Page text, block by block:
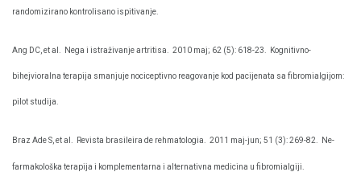
randomizirano kontrolisano ispitivanje.
Ang DC, et al. Nega i istraživanje artritisa. 2010 maj; 62 (5): 618-23. Kognitivno-
bihejvioralna terapija smanjuje nociceptivno reagovanje kod pacijenata sa fibromialgijom:
pilot studija.
Braz Ade S, et al. Revista brasileira de rehmatologia. 2011 maj-jun; 51 (3): 269-82. Ne-
farmakološka terapija i komplementarna i alternativna medicina u fibromialgiji.